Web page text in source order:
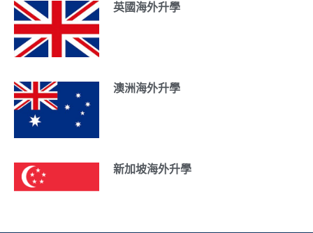
英國海外升學
澳洲海外升學
新加坡海外升學